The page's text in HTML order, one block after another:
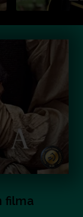
filma